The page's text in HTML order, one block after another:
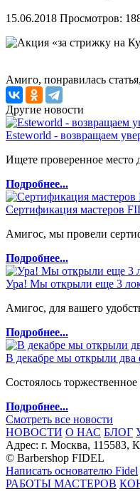
15.06.2018 Просмотров:
Акция «за стрижку на
Амиго, понравилась
Другие новости
Esteworld - возвращаем
Ищете проверенное место
Подробнее...
Сертификация мастеров
Амигос, мы провели
Подробнее...
Ура! Мы открыли еще 3
Амигос, для вашего
Подробнее...
В декабре мы открыли
Состоялось
Подробнее...
Смотреть все новости
НОВОСТИ О НАС БЛОГ
Адрес: г. Москва, 115583,
© Barbershop FIDEL
Написать основателю Fidel
РАБОТЫ МАСТЕРОВ